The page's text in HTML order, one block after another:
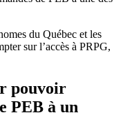
du Québec et les
sur l’accès à PRPG,
pouvoir
PEB à un